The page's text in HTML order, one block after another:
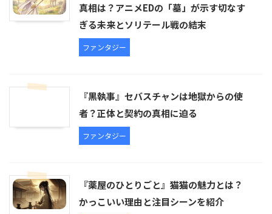
真相は？アニメEDの「墓」が示す切なす
ぎる未来とソリテール戦の結末
ファンタジー
『黒執事』セバスチャンは地獄からの使
者？正体と契約の真相に迫る
ファンタジー
『薬屋のひとりごと』猫猫の魅力とは？
かっこいい理由と注目シーンを紹介